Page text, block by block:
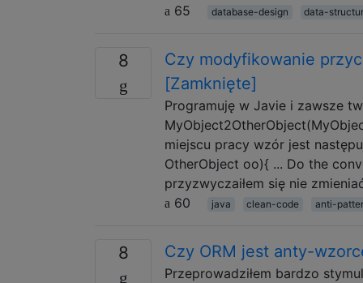
65
database-design data-
8
Czy modyfikowanie
[Zamknięte]
Programuję w Javie i zawsze
miejscu pracy wzór jest
OtherObject oo){ ... Do the
przyzwyczaiłem się nie
60
java clean-code anti-
8 Czy ORM jest anty-
Przeprowadziłem bardzo